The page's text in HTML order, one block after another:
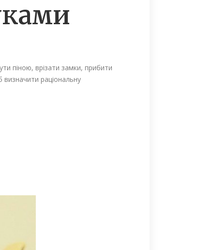
піною, врізати замки, прибити
визначити раціональну